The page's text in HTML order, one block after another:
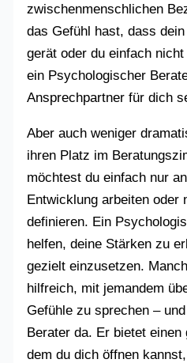
zwischenmenschlichen
das Gefühl hast, dass
gerät oder du einfach
ein Psychologischer
Ansprechpartner für dich
Aber auch weniger
ihren Platz im
möchtest du einfach nur
Entwicklung arbeiten oder
definieren. Ein
helfen, deine Stärken zu
gezielt einzusetzen.
hilfreich, mit jemandem
Gefühle zu sprechen –
Berater da. Er bietet
dem du dich öffnen